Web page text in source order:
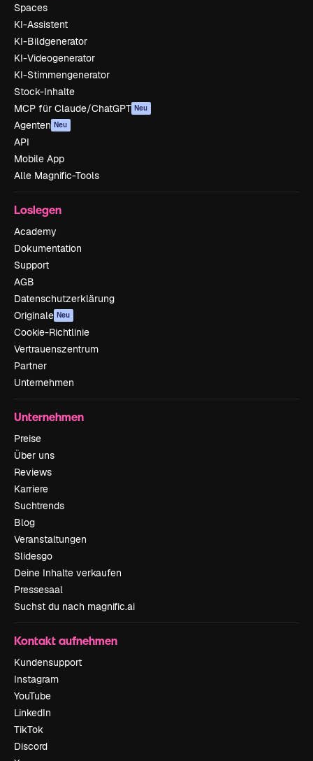
Spaces
KI-Assistent
KI-Bildgenerator
KI-Videogenerator
KI-Stimmengenerator
Stock-Inhalte
MCP für Claude/ChatGPT Neu
Agenten Neu
API
Mobile App
Alle Magnific-Tools
Loslegen
Academy
Dokumentation
Support
AGB
Datenschutzerklärung
Originale Neu
Cookie-Richtlinie
Vertrauenszentrum
Partner
Unternehmen
Unternehmen
Preise
Über uns
Reviews
Karriere
Suchtrends
Blog
Veranstaltungen
Slidesgo
Deine Inhalte verkaufen
Pressesaal
Suchst du nach magnific.ai
Kontakt aufnehmen
Kundensupport
Instagram
YouTube
LinkedIn
TikTok
Discord